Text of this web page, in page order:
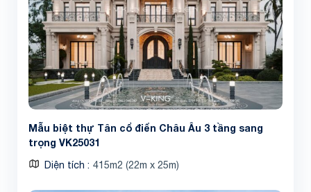
Mẫu biệt thự Tân cổ điển Châu Âu 3 tầng sang
trọng VK25031
Diện tích 415m2 (22m x 25m)